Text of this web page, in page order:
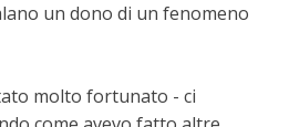
un dono di un fenomeno
molto fortunato - ci